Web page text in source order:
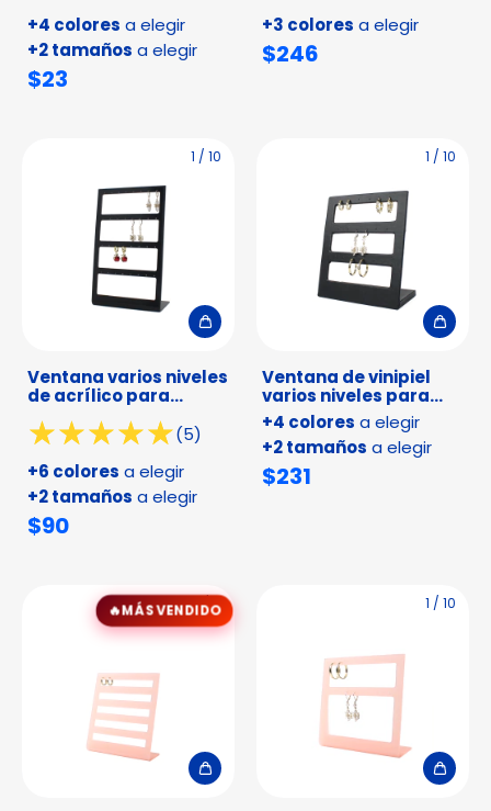
+4 colores a elegir
+2 tamaños a elegir
$23
+3 colores a elegir
$246
1 / 10
Ventana varios niveles
de acrílico para
(5)
+6 colores a elegir
+2 tamaños a elegir
$90
1 / 10
Ventana de vinipiel
varios niveles para
aretes y arracada
+4 colores a elegir
+2 tamaños a elegir
$231
1/9
MÁS VENDIDO 1 / 10